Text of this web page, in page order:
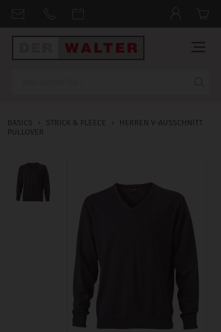
BASICS › STRICK & FLEECE ›
HERREN V-AUSSCHNITT
PULLOVER